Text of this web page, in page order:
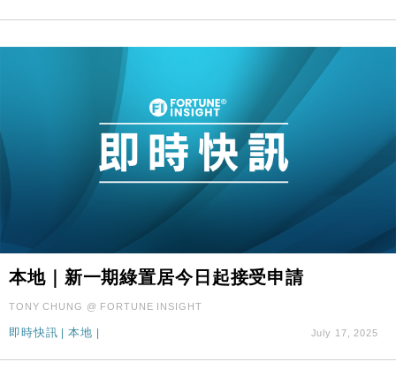
本地｜新一期綠置居今日起接受申請
TONY CHUNG @ FORTUNE INSIGHT
即時快訊 |本地 | July 17, 2025